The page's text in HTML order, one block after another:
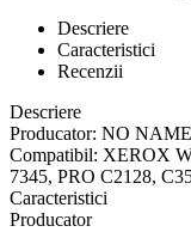
Descriere
Caracteristici
Recenzii
Descriere
Producator: NO
Compatibil: XEROX
7345, PRO C2128,
Caracteristici
Producator